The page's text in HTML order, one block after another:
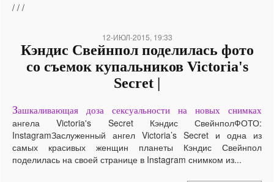
/ / /
12-ИЮЛ-2015, 19:33
Кэндис Свейнпол поделилась фото
со съемок купальников Victoria's
Secret |
Зашкаливающая доза сексуальности на новых снимках
ангела Victoria's Secret Кэндис СвейнполФОТО:
InstagramЗаслуженный ангел Victoria’s Secret и одна из
самых красивых женщин планеты Кэндис Свейнпол
поделилась на своей странице в Instagram снимком из...